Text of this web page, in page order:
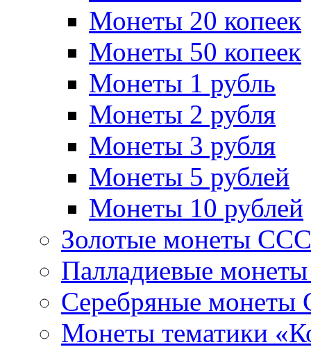
Монеты 20 копеек
Монеты 50 копеек
Монеты 1 рубль
Монеты 2 рубля
Монеты 3 рубля
Монеты 5 рублей
Монеты 10 рублей
Золотые монеты
Палладиевые
Серебряные монеты
Монеты тематики